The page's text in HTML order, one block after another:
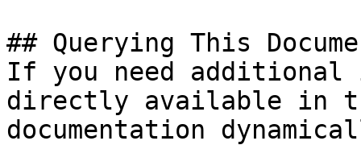
## Querying This
If you need
directly available in
documentation